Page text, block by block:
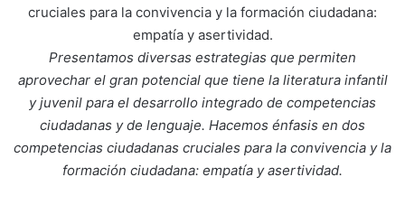
cruciales para la convivencia y la formación ciudadana:
empatía y asertividad.
Presentamos diversas estrategias que permiten
aprovechar el gran potencial que tiene la literatura infantil
y juvenil para el desarrollo integrado de competencias
ciudadanas y de lenguaje. Hacemos énfasis en dos
competencias ciudadanas cruciales para la convivencia y la
formación ciudadana: empatía y asertividad.